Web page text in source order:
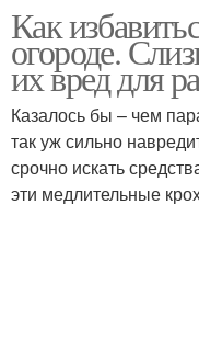
Как
огороде.
их вред для
Казалось бы – чем
так уж сильно
срочно искать
эти медлительные